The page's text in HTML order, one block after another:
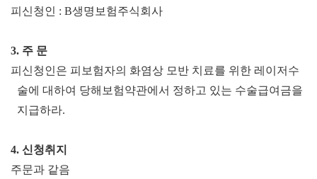
피신청인 : B생명보험주식회사
3. 주 문
피신청인은 피보험자의 화염상 모반 치료를 위한 레이저수
술에 대하여 당해보험약관에서 정하고 있는 수술급여금을
지급하라.
4. 신청취지
주문과 같음